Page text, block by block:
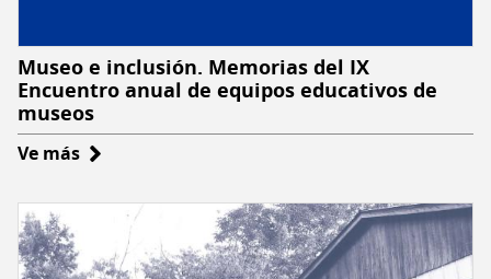
Museo e inclusión. Memorias del IX
Encuentro anual de equipos educativos de
museos
Ve más sobre
e
inclusión.
Memorias